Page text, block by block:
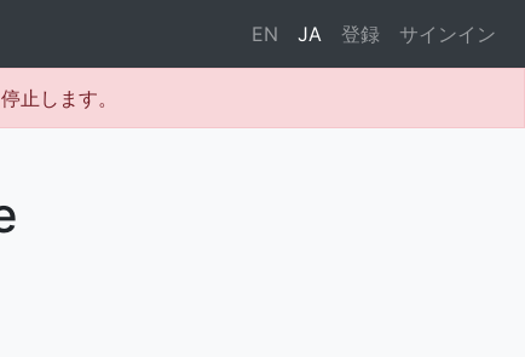
EN JA 登録 サインイン
止します。